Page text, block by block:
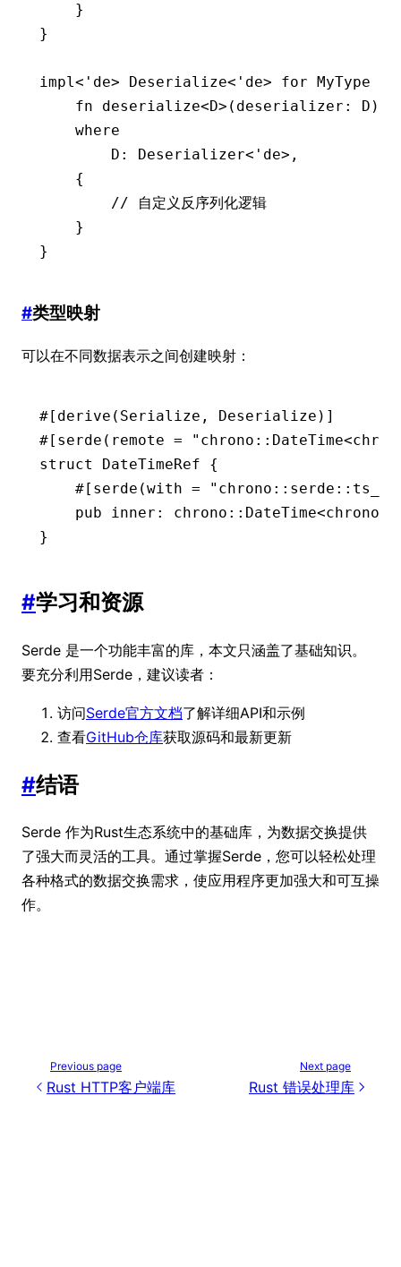
    }
}
impl<' de> Deserialize<' de> for MyType
    fn
deserialize<D>(deserializer : D )
    where
        D
: Deserializer<' de>,
    {
        // 自定义反序列化逻辑
    }
}
#类型映射
可以在不同数据表示之间创建映射：
#[derive( Serialize , Deserialize )]
#[serde(remote =
struct
DateTimeRef {
    #[serde(with
=
    pub
inner : chrono :: DateTime<chrono
}
#学习和资源
Serde 是一个功能丰富的库，本文只涵盖了基础知识。
要充分利用Serde，建议读者：
访问Serde官方文档了解详细API和示例
查看GitHub仓库获取源码和最新更新
#结语
Serde 作为Rust生态系统中的基础库，为数据交换提供
了强大而灵活的工具。通过掌握Serde，您可以轻松处理
各种格式的数据交换需求，使应用程序更加强大和可互操
作。
Previous page
Rust HTTP客户端库
Next page
Rust 错误处理库